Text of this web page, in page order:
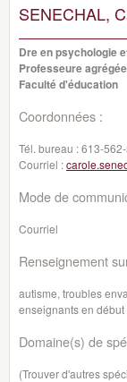
SENECHAL,
Dre en psychologie
Professeure agrégée
Faculté d'éducation
Coordonnées :
Tél. bureau :613-
Courriel :
Mode de
Courriel
Renseignement
autisme, troubles
enseignants en
Domaine(s) de
(Trouver d'autres